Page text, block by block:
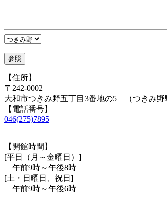
【住所】
〒242-0002
大和市つきみ野五丁目3番地の5 （つきみ野
【電話番号】
046(275)7895
【開館時間】
[平日（月～金曜日）]
午前9時～午後8時
[土・日曜日、祝日]
午前9時～午後6時